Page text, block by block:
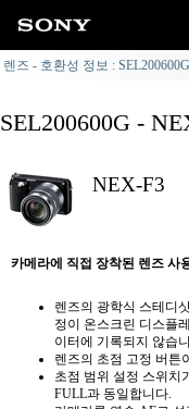
렌즈 - 호환성 정보 : SEL200600G
SEL200600G -
NEX-F3
카메라에 직접 장착된 렌즈 사
렌즈의 광학식 스테디
정이 온스크린 디스플
이터에 기록되지 않습
렌즈의 초점 고정 버튼
초점 범위 설정 스위치
FULL과 동일합니다.